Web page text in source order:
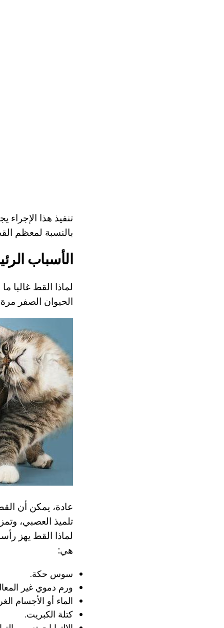
تنفيذ هذا
بالنسبة لمعظم
الأسباب
لماذا القط غالبا
الحيوان الصفر
عادة، يمكن أن
تلميذ العصبي،
لماذا القط يهز
هي:
سوس حكة.
ورم دموي غير
الماء أو الأجسام
كتلة الكبريت.